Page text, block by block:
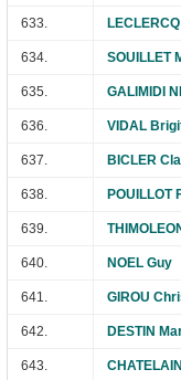
633.
634. SOUILLET
635. GALIMIDI
636. VIDAL
637. BICLER
638. POUILLOT
639.
640. NOEL Guy
641. GIROU
642. DESTIN
643.